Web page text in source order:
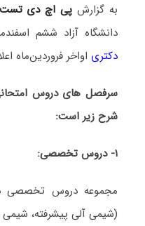
به گزارشپی اچ دی
دانشگاه آزاد ششم اسفندماه 1400
دکتری اواخر فروردین‌ماه
سرفصل های دروس
شرح زیر است:
۱- دروس تخصصی:
مجموعه دروس تخصصی
(شیمی آلی پیشرفته،